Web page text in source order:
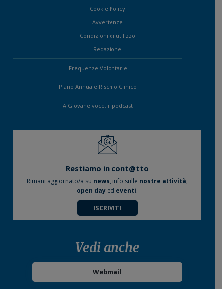
Cookie Policy
Avvertenze
Condizioni di utilizzo
Redazione
Frequenze Volontarie
Piano Annuale Rischio Clinico
A Giovane voce, il podcast
Restiamo in cont@tto
Rimani aggiornato/a su news, info sulle nostre attività,
open day ed eventi.
ISCRIVITI
Vedi anche
Webmail